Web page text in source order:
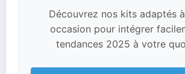
Découvrez nos kits adaptés
occasion pour intégrer
tendances 2025 à votre